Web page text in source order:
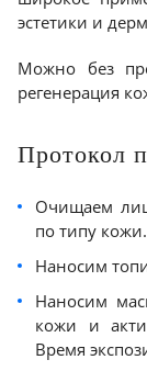
эстетики и
Можно без
регенерация
Протокол
Очищаем
по типу кожи.
Наносим
Наносим
кожи и
Время